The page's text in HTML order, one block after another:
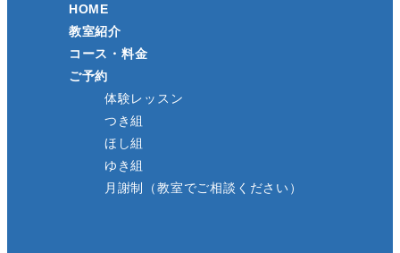
HOME
教室紹介
コース・料金
ご予約
体験レッスン
つき組
ほし組
ゆき組
月謝制（教室でご相談ください）